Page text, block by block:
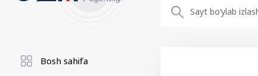
Bosh sahifa